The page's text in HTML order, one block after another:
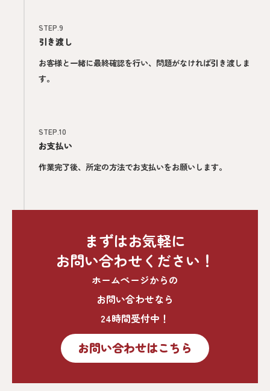
STEP.9
引き渡し
お客様と一緒に最終確認を行い、問題がなければ引き渡しま
す。
STEP.10
お支払い
作業完了後、所定の方法でお支払いをお願いします。
まずはお気軽に
お問い合わせください！
ホームページからの
お問い合わせなら
24時間受付中！
お問い合わせはこちら